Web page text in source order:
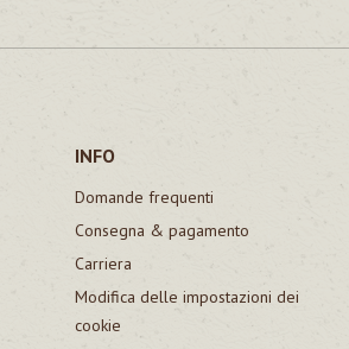
INFO
Domande frequenti
Consegna & pagamento
Carriera
Modifica delle impostazioni dei
cookie